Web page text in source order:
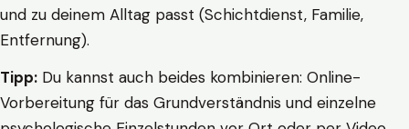
und zu deinem Alltag passt (Schichtdienst, Familie,
Entfernung).
Tipp: Du kannst auch beides kombinieren: Online-
Vorbereitung für das Grundverständnis und einzelne